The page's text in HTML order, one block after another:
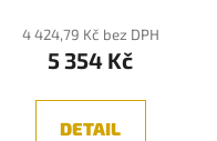
4 424,79 Kč bez DPH
5 354 Kč
DETAIL